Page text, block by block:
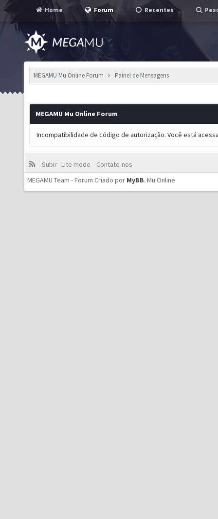
Home Forum Recentes
MEGAMU Mu Online Forum Painel de Mensagens
MEGAMU Mu Online Forum
Incompatibilidade de código de autorização. Você está
Subir Lite mode
Contate-nos
MEGAMU Team - Forum Criado por MyBB. Mu Online